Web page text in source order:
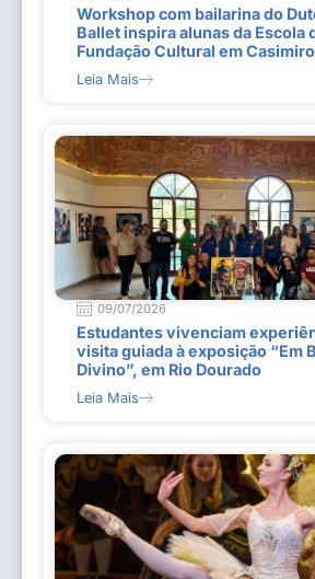
Workshop com bailarina do
Ballet inspira alunas da Escola
Fundação Cultural em
Leia Mais
09/07/2026
Estudantes vivenciam
visita guiada à exposição “Em
Divino”, em Rio Dourado
Leia Mais